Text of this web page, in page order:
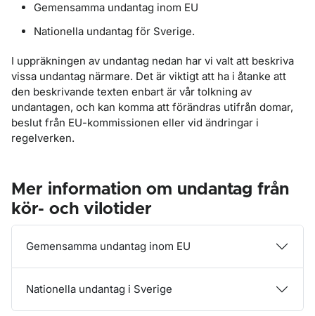
Gemensamma undantag inom EU
Nationella undantag för Sverige.
I uppräkningen av undantag nedan har vi valt att beskriva
vissa undantag närmare. Det är viktigt att ha i åtanke att
den beskrivande texten enbart är vår tolkning av
undantagen, och kan komma att förändras utifrån domar,
beslut från EU-kommissionen eller vid ändringar i
regelverken.
Mer information om undantag från
kör- och vilotider
Gemensamma undantag inom EU
Nationella undantag i Sverige